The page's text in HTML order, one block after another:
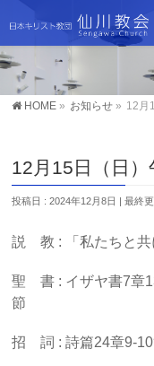
HOME » お知らせ » 12月
12月15日（日
投稿日 : 2024年12月8日 最終
説 教 : 「私たちと共
聖 書 : イザヤ書7章
節
招 詞 : 詩篇24章9-10